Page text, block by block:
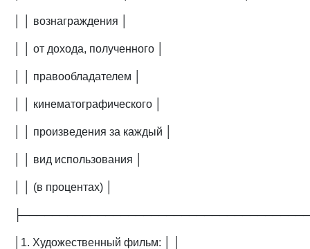
│ │ вознаграждения │
│ │ от дохода, полученного │
│ │ правообладателем │
│ │ кинематографического │
│ │ произведения за каждый │
│ │ вид использования │
│ │ (в процентах) │
│1. Художественный фильм: │ │